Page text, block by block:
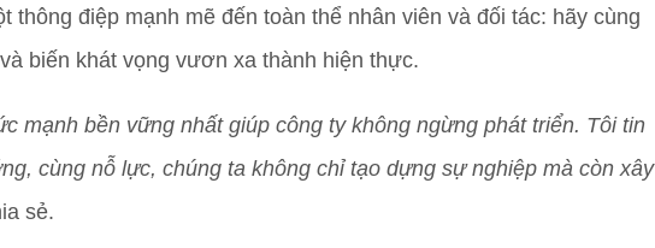
thông điệp mạnh mẽ đến toàn thể nhân viên và đối tác: hãy cùng
biến khát vọng vươn xa thành hiện thực.
mạnh bền vững nhất giúp công ty không ngừng phát triển. Tôi tin
cùng nỗ lực, chúng ta không chỉ tạo dựng sự nghiệp mà còn xây
sẻ.